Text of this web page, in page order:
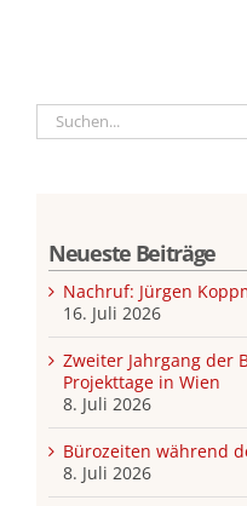
Suche
nach:
Neueste Beiträge
Nachruf: Jürgen
16. Juli 2026
Zweiter Jahrgang der
Projekttage in Wien
8. Juli 2026
Bürozeiten während
8. Juli 2026